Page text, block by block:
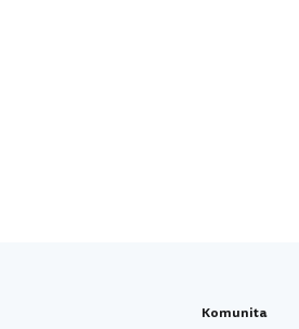
Komunita